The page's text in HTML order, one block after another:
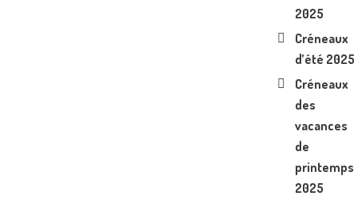
2025
Créneaux
d’été 2025
Créneaux
des
vacances
de
printemps
2025